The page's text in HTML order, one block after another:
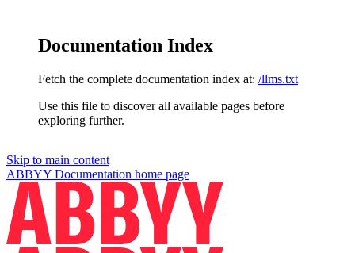
Documentation Index
Fetch the complete documentation index at: /llms.txt
Use this file to discover all available pages before
exploring further.
Skip to main content
ABBYY Documentation home page